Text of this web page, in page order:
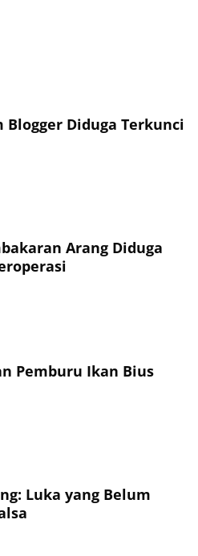
Diduga Terkunci
Arang Diduga
Pemburu Ikan Bius
Luka yang Belum